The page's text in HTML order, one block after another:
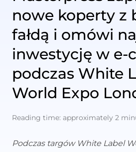
nowe koperty z
fałdą i omówi
inwestycję w e-
podczas White
World Expo
Reading time: approximately 2
Podczas targów White Label